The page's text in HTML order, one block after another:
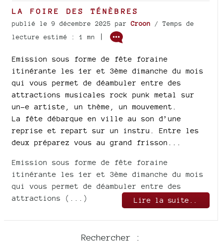
LA FOIRE DES TÉNÈBRES
publié le 9 décembre 2025 parCroon / Temps de
lecture estimé : 1 mn
|
Emission sous forme de fête foraine
itinérante les 1er et 3ème dimanche du mois
qui vous permet de déambuler entre des
attractions musicales rock punk metal sur
un-e artiste, un thème, un mouvement.
La fête débarque en ville au son d’une
reprise et repart sur un instru. Entre les
deux préparez vous au grand frisson...
Emission sous forme de fête foraine
itinérante les 1er et 3ème dimanche du mois
qui vous permet de déambuler entre des
attractions (...)
Lire la suite..
Rechercher :